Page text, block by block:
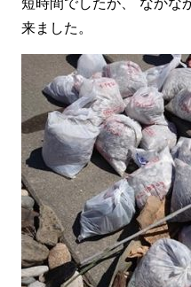
来ました。